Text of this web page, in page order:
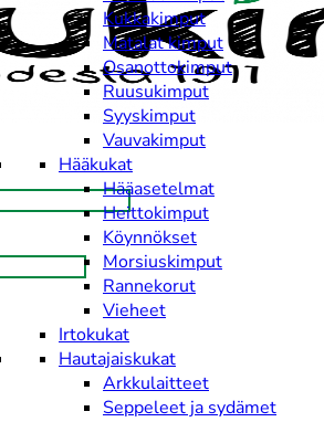
Kukkakimput
Matalat kimput
Osanottokimput
Ruusukimput
Syyskimput
Vauvakimput
Hääkukat
Hääasetelmat
Heittokimput
Köynnökset
Morsiuskimput
Rannekorut
Vieheet
Irtokukat
Hautajaiskukat
Arkkulaitteet
Seppeleet ja sydämet